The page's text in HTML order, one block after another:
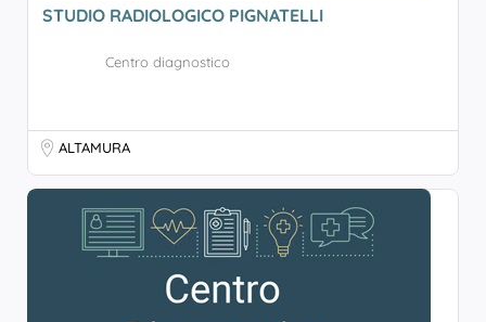
STUDIO RADIOLOGICO PIGNATELLI
Centro diagnostico
ALTAMURA